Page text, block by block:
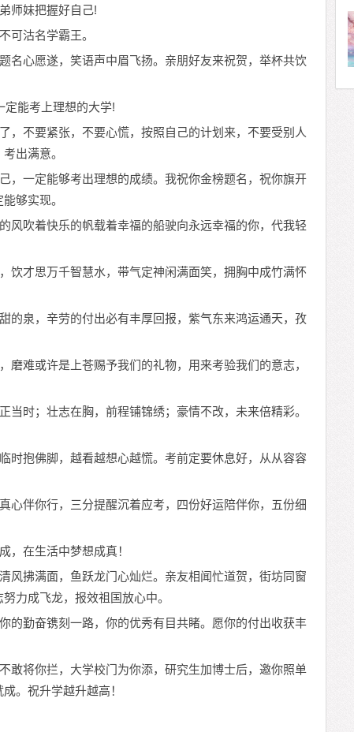
师妹把握好自己!
可沽名学霸王。
名心愿遂，笑语声中眉飞扬。亲朋好友来祝贺，举杯共饮
定能考上理想的大学!
，不要紧张，不要心慌，按照自己的计划来，不要受别人
出满意。
，一定能够考出理想的成绩。我祝你金榜题名，祝你旗开
够实现。
风吹着快乐的帆载着幸福的船驶向永远幸福的你，代我轻
饮才思万千智慧水，带气定神闲满面笑，拥胸中成竹满怀
的泉，辛劳的付出必有丰厚回报，紫气东来鸿运通天，孜
磨难或许是上苍赐予我们的礼物，用来考验我们的意志，
当时；壮志在胸，前程铺锦绣；豪情不改，未来倍精彩。
时抱佛脚，越看越想心越慌。考前定要休息好，从从容容
心伴你行，三分提醒沉着应考，四份好运陪伴你，五份细
，在生活中梦想成真！
风拂满面，鱼跃龙门心灿烂。亲友相闻忙道贺，街坊同窗
力成飞龙，报效祖国放心中。
的勤奋镌刻一路，你的优秀有目共睹。愿你的付出收获丰
敢将你拦，大学校门为你添，研究生加博士后，邀你照单
。祝升学越升越高！